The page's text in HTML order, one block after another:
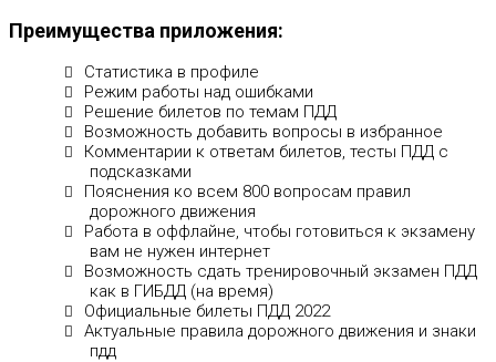
Преимущества приложения:
Статистика в профиле
Режим работы над ошибками
Решение билетов по темам ПДД
Возможность добавить вопросы в избранное
Комментарии к ответам билетов, тесты ПДД с
подсказками
Пояснения ко всем 800 вопросам правил
дорожного движения
Работа в оффлайне, чтобы готовиться к экзамену
вам не нужен интернет
Возможность сдать тренировочный экзамен ПДД
как в ГИБДД (на время)
Официальные билеты ПДД 2022
Актуальные правила дорожного движения и знаки
пдд